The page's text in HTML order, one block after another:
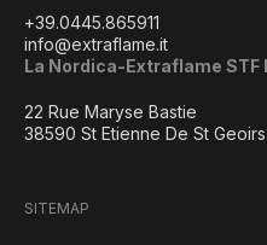
+39.0445.865911
info@extraflame.it
La Nordica-Extraflame STF
22 Rue Maryse Bastie
38590 St Etienne De St Geoirs
SITEMAP